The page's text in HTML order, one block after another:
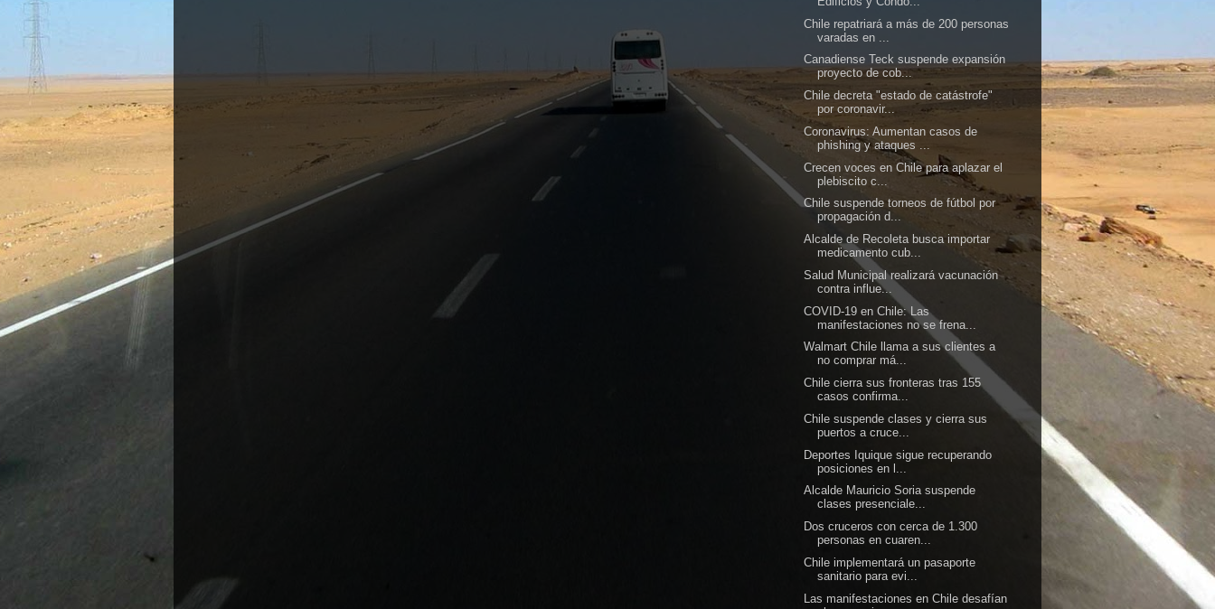
Chile repatriará a más de 200 personas
varadas en ...
Canadiense Teck suspende expansión
proyecto de cob...
Chile decreta "estado de catástrofe"
por coronavir...
Coronavirus: Aumentan casos de
phishing y ataques ...
Crecen voces en Chile para aplazar el
plebiscito c...
Chile suspende torneos de fútbol por
propagación d...
Alcalde de Recoleta busca importar
medicamento cub...
Salud Municipal realizará vacunación
contra influe...
COVID-19 en Chile: Las
manifestaciones no se frena...
Walmart Chile llama a sus clientes a
no comprar má...
Chile cierra sus fronteras tras 155
casos confirma...
Chile suspende clases y cierra sus
puertos a cruce...
Deportes Iquique sigue recuperando
posiciones en l...
Alcalde Mauricio Soria suspende
clases presenciale...
Dos cruceros con cerca de 1.300
personas en cuaren...
Chile implementará un pasaporte
sanitario para evi...
Las manifestaciones en Chile desafían